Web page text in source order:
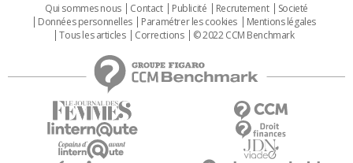
Qui sommes nous Contact Publicité Recrutement
Societé
Données personnelles
Paramétrer les cookies
Mentions légales
Tous les articles
Corrections © 2022 CCM Benchmark